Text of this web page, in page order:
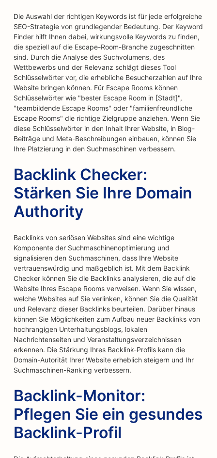
Die Auswahl der richtigen Keywords ist für jede erfolgreiche
SEO-Strategie von grundlegender Bedeutung. Der Keyword
Finder hilft Ihnen dabei, wirkungsvolle Keywords zu finden,
die speziell auf die Escape-Room-Branche zugeschnitten
sind. Durch die Analyse des Suchvolumens, des
Wettbewerbs und der Relevanz schlägt dieses Tool
Schlüsselwörter vor, die erhebliche Besucherzahlen auf Ihre
Website bringen können. Für Escape Rooms können
Schlüsselwörter wie "bester Escape Room in [Stadt]",
"teambildende Escape Rooms" oder "familienfreundliche
Escape Rooms" die richtige Zielgruppe anziehen. Wenn Sie
diese Schlüsselwörter in den Inhalt Ihrer Website, in Blog-
Beiträge und Meta-Beschreibungen einbauen, können Sie
Ihre Platzierung in den Suchmaschinen verbessern.
Backlink Checker:
Stärken Sie Ihre Domain
Authority
Backlinks von seriösen Websites sind eine wichtige
Komponente der Suchmaschinenoptimierung und
signalisieren den Suchmaschinen, dass Ihre Website
vertrauenswürdig und maßgeblich ist. Mit dem Backlink
Checker können Sie die Backlinks analysieren, die auf die
Website Ihres Escape Rooms verweisen. Wenn Sie wissen,
welche Websites auf Sie verlinken, können Sie die Qualität
und Relevanz dieser Backlinks beurteilen. Darüber hinaus
können Sie Möglichkeiten zum Aufbau neuer Backlinks von
hochrangigen Unterhaltungsblogs, lokalen
Nachrichtenseiten und Veranstaltungsverzeichnissen
erkennen. Die Stärkung Ihres Backlink-Profils kann die
Domain-Autorität Ihrer Website erheblich steigern und Ihr
Suchmaschinen-Ranking verbessern.
Backlink-Monitor:
Pflegen Sie ein gesundes
Backlink-Profil